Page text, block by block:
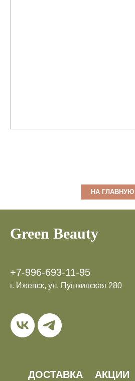
НА ГЛАВНУЮ
Green Beauty
+7-996-693-11-95
г. Ижевск, ул. Пушкинская 280
ДОСТАВКА АКЦИИ